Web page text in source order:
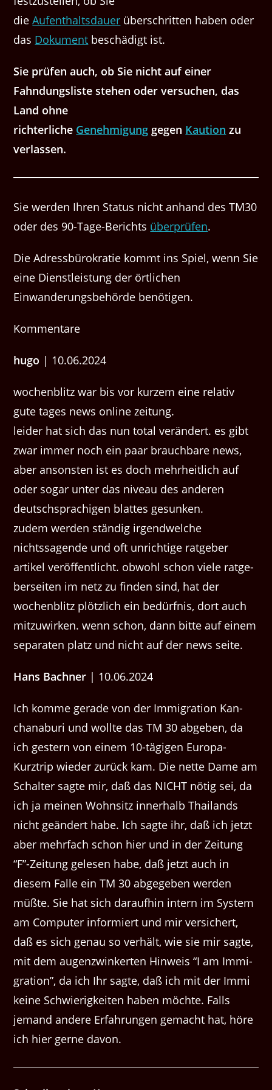
dieAufenthaltsdauer überschritten haben oder
das Dokument beschädigt ist.
Sie prüfen auch, ob Sie nicht auf einer
Fahndungsliste stehen oder versuchen, das
Land ohne
richterliche Genehmigung gegen Kaution zu
verlassen.
Sie werden Ihren Status nicht anhand des TM30
oder des 90-Tage-Berichts überprüfen.
Die Adressbürokratie kommt ins Spiel, wenn Sie
eine Dienstleistung der örtlichen
Einwanderungsbehörde benötigen.
Kommentare
hugo | 10.06.2024
wochen­blitz war bis vor kurzem eine rel­a­tiv
gute tages news online zeitung.
lei­der hat sich das nun total verän­dert. es gibt
zwar immer noch ein paar brauch­bare news,
aber anson­sten ist es doch mehrheitlich auf
oder sog­ar unter das niveau des anderen
deutschsprachi­gen blattes gesunken.
zudem wer­den ständig irgendwelche
nichtssagende und oft unrichtige rat­ge­ber
artikel veröf­fentlicht. obwohl schon viele rat­ge­
ber­seit­en im netz zu find­en sind, hat der
wochen­blitz plöt­zlich ein bedürf­nis, dort auch
mitzuwirken. wenn schon, dann bitte auf einem
sep­a­rat­en platz und nicht auf der news seite.
Hans Bach­n­er | 10.06.2024
Ich komme ger­ade von der Immi­gra­tion Kan­
chanaburi und wollte das TM 30 abgeben, da
ich gestern von einem 10-tägi­gen Europa-
Kurztrip wieder zurück kam. Die nette Dame am
Schal­ter sagte mir, daß das NICHT nötig sei, da
ich ja meinen Wohn­sitz inner­halb Thai­lands
nicht geän­dert habe. Ich sagte ihr, daß ich jet­zt
aber mehrfach schon hier und in der Zeitung ​
“F”-Zeitung gele­sen habe, daß jet­zt auch in
diesem Falle ein TM 30 abgegeben wer­den
müßte. Sie hat sich daraufhin intern im Sys­tem
am Com­put­er informiert und mir ver­sichert,
daß es sich genau so ver­hält, wie sie mir sagte,
mit dem augen­zwinkerten Hin­weis ​“I am Immi­
gra­tion”, da ich Ihr sagte, daß ich mit der Immi
keine Schwierigkeit­en haben möchte. Falls
jemand andere Erfahrun­gen gemacht hat, höre
ich hier gerne davon.